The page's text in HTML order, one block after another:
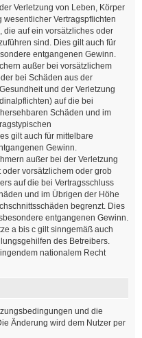
Verletzung von Leben, Körper
Vertragspflichten
die auf ein vorsätzliches oder
sind. Dies gilt auch für
entgangenen Gewinn.
außer bei vorsätzlichem
bei Schäden aus der
und der Verletzung
auf die bei
Schäden und im
gilt auch für mittelbare
Gewinn.
außer bei der Verletzung
vorsätzlichem oder grob
auf die bei Vertragsschluss
und im Übrigen der Höhe
begrenzt. Dies
entgangenen Gewinn.
a bis c gilt sinngemäß auch
des Betreibers.
nationalem Recht
und die
Änderung wird dem Nutzer per